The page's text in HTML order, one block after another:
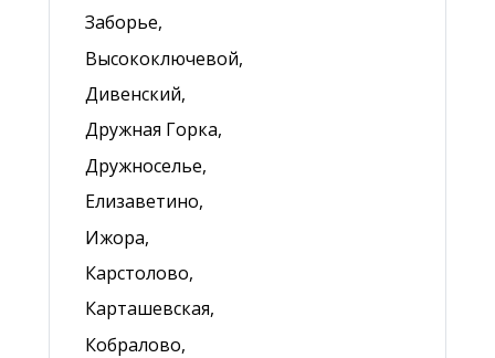
Заборье,
Высокоключевой,
Дивенский,
Дружная Горка,
Дружноселье,
Елизаветино,
Ижора,
Карстолово,
Карташевская,
Кобралово,